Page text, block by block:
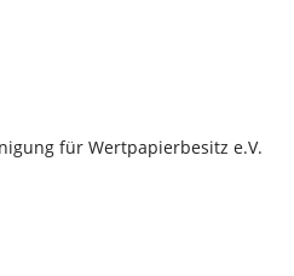
für Wertpapierbesitz e.V.